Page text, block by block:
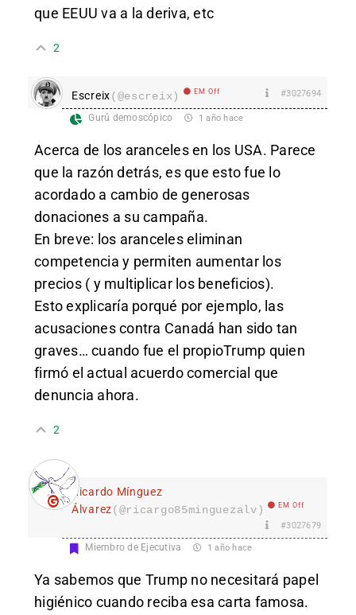
que EEUU va a la deriva, etc
2
Escreix(@escreix) EM Off #3027694
Gurú demoscópico 1 año hace
Acerca de los aranceles en los USA. Parece
que la razón detrás, es que esto fue lo
acordado a cambio de generosas
donaciones a su campaña.
En breve: los aranceles eliminan
competencia y permiten aumentar los
precios ( y multiplicar los beneficios).
Esto explicaría porqué por ejemplo, las
acusaciones contra Canadá han sido tan
graves… cuando fue el propioTrump quien
firmó el actual acuerdo comercial que
denuncia ahora.
2
Ricardo Mínguez
Álvarez(@ricargo85minguezalv) EM Off
#3027679
Miembro de Ejecutiva 1 año hace
Ya sabemos que Trump no necesitará papel
higiénico cuando reciba esa carta famosa.